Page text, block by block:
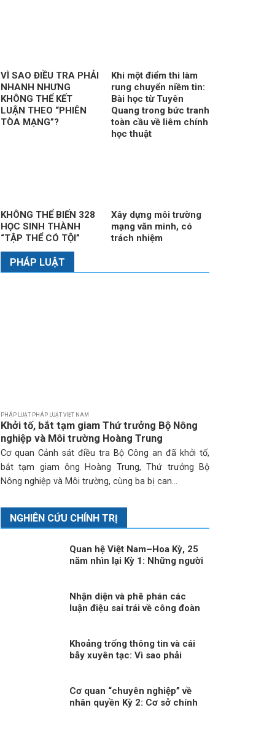
VÌ SAO ĐIỀU TRA PHẢI
NHANH NHƯNG
KHÔNG THỂ KẾT
LUẬN THEO “PHIÊN
TÒA MẠNG”?
Khi một điểm thi làm
rung chuyển niềm tin:
Bài học từ Tuyên
Quang trong bức tranh
toàn cầu về liêm chính
học thuật
KHÔNG THỂ BIẾN 328
HỌC SINH THÀNH
“TẬP THỂ CÓ TỘI”
Xây dựng môi trường
mạng văn minh, có
trách nhiệm
PHÁP LUẬT
PHÁP LUẬT PHÁP LUẬT VIỆT NAM
Khởi tố, bắt tạm giam Thứ trưởng Bộ Nông
nghiệp và Môi trường Hoàng Trung
Cơ quan Cảnh sát điều tra Bộ Công an đã khởi tố,
bắt tạm giam ông Hoàng Trung, Thứ trưởng Bộ
Nông nghiệp và Môi trường, cùng ba bị can...
NGHIÊN CỨU CHÍNH TRỊ
Quan hệ Việt Nam–Hoa Kỳ, 25
năm nhìn lại Kỳ 1: Những người
Nhận diện và phê phán các
luận điệu sai trái về công đoàn
Khoảng trống thông tin và cái
bẫy xuyên tạc: Vì sao phải
Cơ quan “chuyên nghiệp” về
nhân quyền Kỳ 2: Cơ sở chính